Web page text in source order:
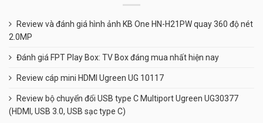
Review và đánh giá hình ảnh KB One HN-H21PW quay 360 độ nét
2.0MP
Đánh giá FPT Play Box: TV Box đáng mua nhất hiện nay
Review cáp mini HDMI Ugreen UG 10117
Review bộ chuyển đổi USB type C Multiport Ugreen UG30377
(HDMI, USB 3.0, USB sạc type C)